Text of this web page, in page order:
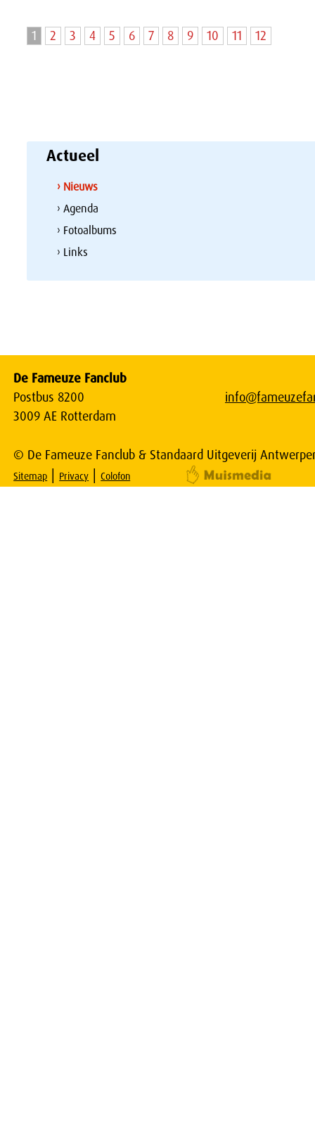
1 2 3 4 5 6 7 8 9 10 11 12
Actueel
› Nieuws
› Agenda
› Fotoalbums
› Links
De Fameuze Fanclub
Postbus 8200
3009 AE Rotterdam
© De Fameuze Fanclub & Standaard Uitgeverij
Sitemap | Privacy |Colofon